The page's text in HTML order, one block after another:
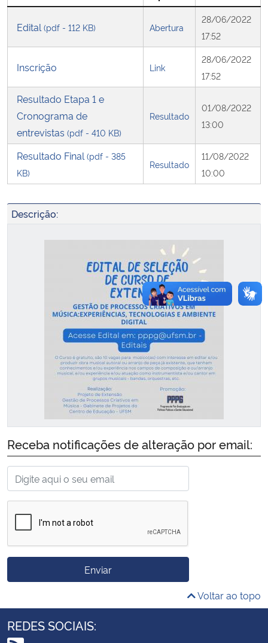
Secretaria-Geral
Gabinete de Segurança Institucional
Advocacia-Geral da União
Banco Central do Brasil
Planalto
Edital (pdf - 112 KB) Abertura
28/06/2022
17:52
Inscrição Link
28/06/2022
17:52
Resultado Etapa 1 e
Cronograma de
entrevistas (pdf - 410 KB)
Resultado
01/08/2022
13:00
Resultado Final (pdf - 385
KB)
Resultado
11/08/2022
10:00
Descrição:
O Projeto de Extensão Gestão
em Processos Criativos em
Música, com o apoio e promoção
do Programa de Pós-graduação
em Políticas Públicas e Gestão
Educacional, seleciona
candidatos aptos e interessados
na realização do Curso de
Extensão em Gestão de
Processos Criativos em Música:
Experiências, Tecnologias e
Ambiente Digital.
Receba notificações de alteração por email:
Enviar
Voltar ao topo
REDES SOCIAIS: